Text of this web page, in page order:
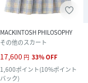
MACKINTOSH PHILOSOPHY
その他のスカート
17,600 円 33%OFF
1,600ポイント(10%ポイント
バック)